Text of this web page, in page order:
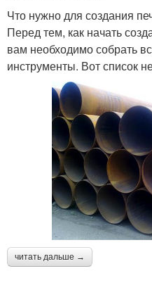
Что нужно для создания
Перед тем, как начать
вам необходимо собрать
инструменты. Вот список
читать дальше →